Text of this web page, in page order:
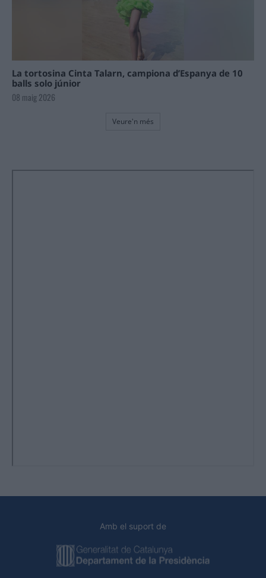
La tortosina Cinta Talarn, campiona d’Espanya de 10
balls solo júnior
08 maig 2026
Veure'n més
Amb el suport de